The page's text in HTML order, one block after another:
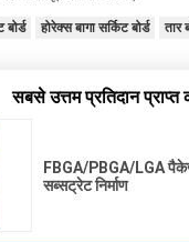
होरेक्स बागा सर्किट बोर्ड तार
सबसे उत्तम प्रतिदान प्राप्त
FBGA/PBGA/LGA
सब्सट्रेट निर्माण